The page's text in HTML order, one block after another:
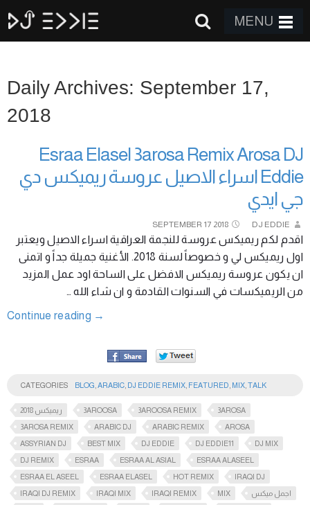
MENU
Daily Archives: September 17,
2018
Esraa Elasel 3arosa Remix Arosa DJ
Eddie اسراء الاصيل عروسة ريميكس دي
جي ايدي
SEPTEMBER 17 2018 DJ EDDIE
اقدم لكم ريميكس عروسة للنجمة العراقية اسراء الاصيل ويعتبر
اول ريميكس لي و خصوصاً لسنة 2018. الأغنية جميلة جداً و اتمنى
ان يكون عروسة ريميكس الافضل على الساحة اود عمل المزيد
من الريميكسات في السنوات القادمة و ان شاء الله …
Continue reading →
CATEGORIES BLOG ARABIC DJ EDDIE REMIX FEATURED MIX TALK
2018 ريميكس 3AROOSA 3AROOSA REMIX
3AROSA
3AROSA REMIX
ARABIC DJ ARABIC REMIX
AROSA
ASSYRIAN DJ
BEST MIX DJ EDDIE DJ EDDIE11
DJ MIX
DJ REMIX
ESRAA ESRAA AL ASIAL
ESRAA ALASEEL
ESRAA EL ASEEL
ESRAA ELASEL HOT REMIX
IRAQI DJ
IRAQI DJ REMIX
IRAQI MIX IRAQI REMIX MIX
اجمل ميكس